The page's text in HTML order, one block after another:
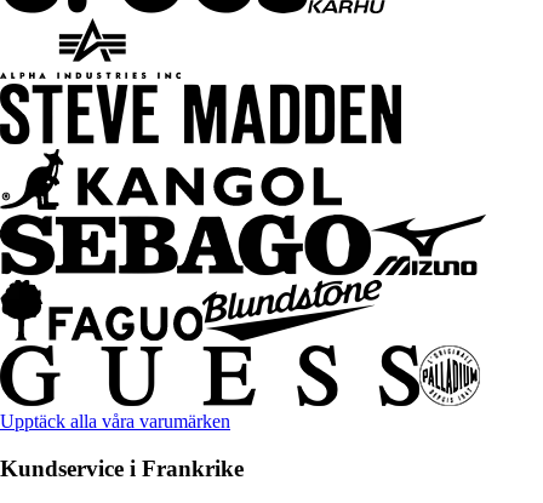
Upptäck alla våra varumärken
Kundservice i Frankrike